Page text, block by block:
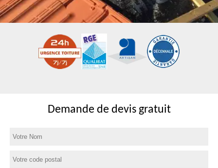
Demande de devis gratuit